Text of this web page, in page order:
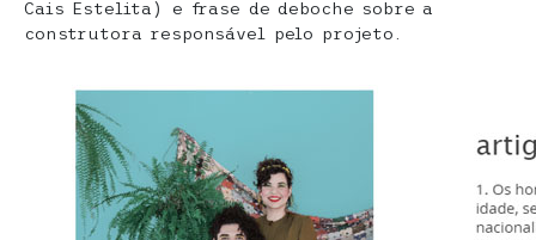
Cais Estelita) e frase de deboche sobre a
construtora responsável pelo projeto.